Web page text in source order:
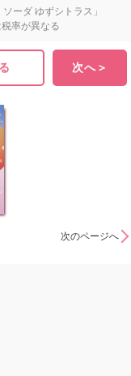
ーダ ゆずシトラス」
率が異なる
次へ＞
次のページへ